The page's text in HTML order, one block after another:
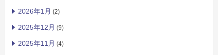
2026年1月 (2)
2025年12月 (9)
2025年11月 (4)